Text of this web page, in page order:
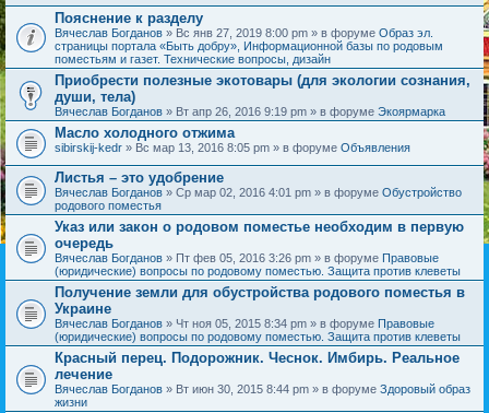
Пояснение к разделу
Вячеслав Богданов » Вс янв 27, 2019 8:00 pm » в форуме Образ эл.
страницы портала «Быть добру», Информационной базы по родовым
поместьям и газет. Технические вопросы, дизайн
Приобрести полезные экотовары (для экологии сознания,
души, тела)
Вячеслав Богданов » Вт апр 26, 2016 9:19 pm » в форуме Экоярмарка
Масло холодного отжима
sibirskij-kedr » Вс мар 13, 2016 8:05 pm » в форуме Объявления
Листья – это удобрение
Вячеслав Богданов » Ср мар 02, 2016 4:01 pm » в форуме Обустройство
родового поместья
Указ или закон о родовом поместье необходим в первую
очередь
Вячеслав Богданов » Пт фев 05, 2016 3:26 pm » в форуме Правовые
(юридические) вопросы по родовому поместью. Защита против клеветы
Получение земли для обустройства родового поместья в
Украине
Вячеслав Богданов » Чт ноя 05, 2015 8:34 pm » в форуме Правовые
(юридические) вопросы по родовому поместью. Защита против клеветы
Красный перец. Подорожник. Чеснок. Имбирь. Реальное
лечение
Вячеслав Богданов » Вт июн 30, 2015 8:44 pm » в форуме Здоровый образ
жизни